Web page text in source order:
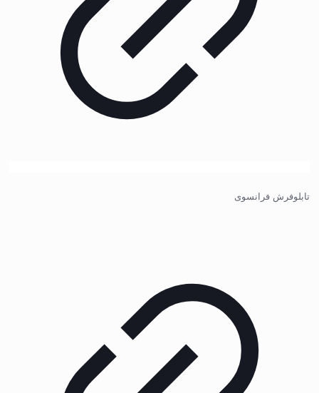
تابلوفرش فرانسوی